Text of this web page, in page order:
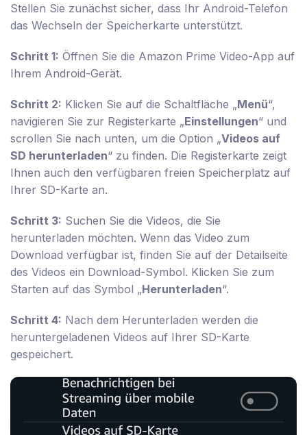
Stellen Sie zunächst sicher, dass Ihr Android-Telefon
das Wechseln der Speicherkarte unterstützt.
Schritt 1: Öffnen Sie die Amazon Prime Video-App auf
Ihrem Android-Gerät.
Schritt 2: Klicken Sie auf die Schaltfläche „Menü“,
navigieren Sie zur Registerkarte „Einstellungen“ und
scrollen Sie nach unten, um die Option „Videos auf
SD herunterladen“ zu finden. Die Registerkarte zeigt
Ihnen auch den verfügbaren freien Speicherplatz auf
Ihrer SD-Karte an.
Schritt 3: Suchen Sie die Videos, die Sie
herunterladen möchten. Wenn das Video zum
Download verfügbar ist, finden Sie auf der Detailseite
des Videos ein Download-Symbol. Klicken Sie zum
Starten auf das Symbol „Herunterladen“.
Schritt 4: Nach dem Herunterladen werden die
heruntergeladenen Videos auf Ihrer SD-Karte
gespeichert.